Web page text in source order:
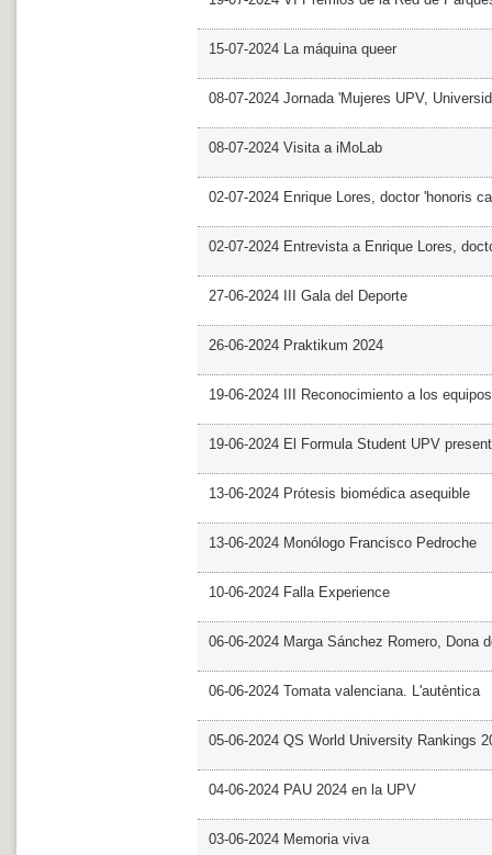
15-07-2024 La máquina queer
08-07-2024 Jornada 'Mujeres UPV,
08-07-2024 Visita a iMoLab
02-07-2024 Enrique Lores, doctor 'honoris
02-07-2024 Entrevista a Enrique Lores,
27-06-2024 III Gala del Deporte
26-06-2024 Praktikum 2024
19-06-2024 III Reconocimiento a los
19-06-2024 El Formula Student UPV
13-06-2024 Prótesis biomédica asequible
13-06-2024 Monólogo Francisco Pedroche
10-06-2024 Falla Experience
06-06-2024 Marga Sánchez Romero, Dona
06-06-2024 Tomata valenciana. L'autèntica
05-06-2024 QS World University Rankings
04-06-2024 PAU 2024 en la UPV
03-06-2024 Memoria viva